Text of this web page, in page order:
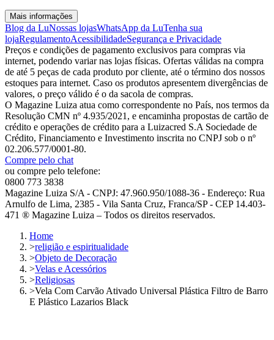
Mais informações
Blog da LuNossas lojasWhatsApp da LuTenha sua
lojaRegulamentoAcessibilidadeSegurança e Privacidade
Preços e condições de pagamento exclusivos para compras via
internet, podendo variar nas lojas físicas. Ofertas válidas na compra
de até 5 peças de cada produto por cliente, até o término dos nossos
estoques para internet. Caso os produtos apresentem divergências de
valores, o preço válido é o da sacola de compras.
O Magazine Luiza atua como correspondente no País, nos termos da
Resolução CMN nº 4.935/2021, e encaminha propostas de cartão de
crédito e operações de crédito para a Luizacred S.A Sociedade de
Crédito, Financiamento e Investimento inscrita no CNPJ sob o nº
02.206.577/0001-80.
Compre pelo chat
ou compre pelo telefone:
0800 773 3838
Magazine Luiza S/A - CNPJ: 47.960.950/1088-36 - Endereço: Rua
Arnulfo de Lima, 2385 - Vila Santa Cruz, Franca/SP - CEP 14.403-
471 ® Magazine Luiza – Todos os direitos reservados.
Home
>religião e espiritualidade
>Objeto de Decoração
>Velas e Acessórios
>Religiosas
>Vela Com Carvão Ativado Universal Plástica Filtro de Barro
E Plástico Lazarios Black